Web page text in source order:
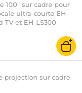
100" sur cadre pour
ultra-courte EH-
TV et EH-LS300
projection sur cadre